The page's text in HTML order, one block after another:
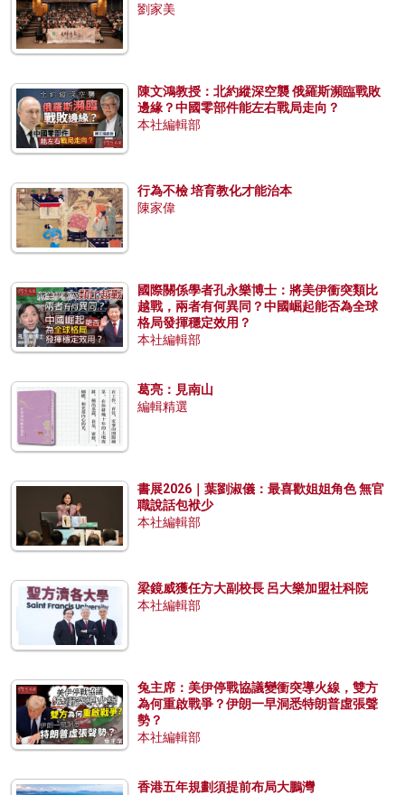
劉家美
陳文鴻教授：北約縱深空襲 俄羅斯瀕臨戰敗
邊緣？中國零部件能左右戰局走向？
本社編輯部
行為不檢 培育教化才能治本
陳家偉
國際關係學者孔永樂博士：將美伊衝突類比
越戰，兩者有何異同？中國崛起能否為全球
格局發揮穩定效用？
本社編輯部
葛亮：見南山
編輯精選
書展2026｜葉劉淑儀：最喜歡姐姐角色 無官
職說話包袱少
本社編輯部
梁鏡威獲任方大副校長 呂大樂加盟社科院
本社編輯部
兔主席：美伊停戰協議變衝突導火線，雙方
為何重啟戰爭？伊朗一早洞悉特朗普虛張聲
勢？
本社編輯部
香港五年規劃須提前布局大鵬灣